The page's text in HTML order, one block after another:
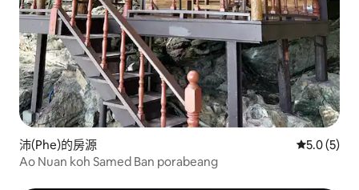
沛(Phe)的房源 從 5 則評
5.0 (5)
Ao Nuan koh Samed Ban porabeang